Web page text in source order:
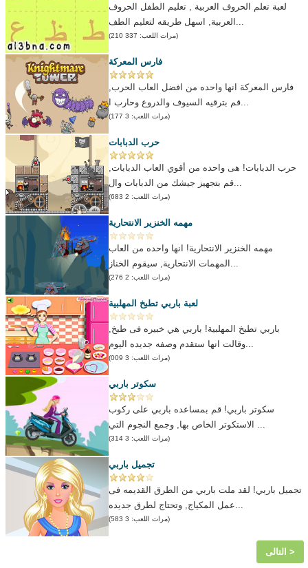
لعبة تعلم الحروف العربية , تعليم الطفل الحروف
(مرات اللعب: 337 210)
فارس المعركة
فارس المعركة انها واحده من افضل العاب الحرب,
(مرات اللعب: 3 177)
حرب الدبابات
حرب الدبابات! هى واحده من أقوي العاب الدبابات,
(مرات اللعب: 2 683)
مهمه الخنزير الانتحارية
مهمه الخنزير الانتحارية! انها واحده من العاب
(مرات اللعب: 2 276)
لعبة باربي تطبخ المهلبية
باربي تطبخ المهلبية! باربي هي خبيره فى طبخ,
(مرات اللعب: 3 009)
سكوتر باربي
سكوتر باربي! قم بمساعده باربي على ركوب
(مرات اللعب: 3 314)
تجميل باربي
تجميل باربي! لقد ملت باربي من الطرق القديمه فى
(مرات اللعب: 3 583)
التالى >